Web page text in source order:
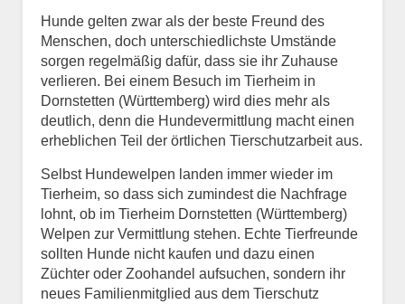
E-Mail*
Informationen über das
Tier.
Art des Tiers*
Hunde gelten zwar als der beste Freund des
Menschen, doch unterschiedlichste Umstände
sorgen regelmäßig dafür, dass sie ihr Zuhause
verlieren. Bei einem Besuch im Tierheim in
Dornstetten (Württemberg) wird dies mehr als
deutlich, denn die Hundevermittlung macht einen
erheblichen Teil der örtlichen Tierschutzarbeit aus.
Selbst Hundewelpen landen immer wieder im
Tierheim, so dass sich zumindest die Nachfrage
lohnt, ob im Tierheim Dornstetten (Württemberg)
Welpen zur Vermittlung stehen. Echte Tierfreunde
sollten Hunde nicht kaufen und dazu einen
Züchter oder Zoohandel aufsuchen, sondern ihr
neues Familienmitglied aus dem Tierschutz